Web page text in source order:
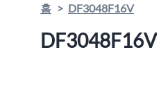
홈 DF3048F16V
DF3048F16V